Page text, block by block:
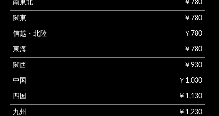
南東北 ￥780
関東 ￥780
信越・北陸 ￥780
東海 ￥780
関西 ￥930
中国 ￥1,030
四国 ￥1,130
九州 ￥1,230